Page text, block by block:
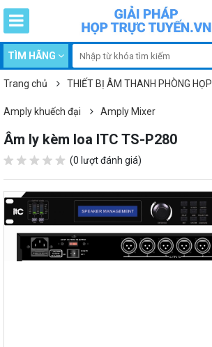
TÌM HÃNG
Trang chủ THIẾT BỊ ÂM THANH PHÒNG HỌP
Amply khuếch đại Amply Mixer
Âm ly kèm loa ITC TS-P280
(0 lượt đánh giá)